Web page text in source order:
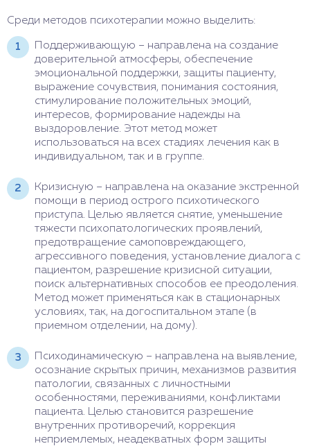
Среди методов психотерапии можно выделить:
Поддерживающую – направлена на создание
доверительной атмосферы, обеспечение
эмоциональной поддержки, защиты пациенту,
выражение сочувствия, понимания состояния,
стимулирование положительных эмоций,
интересов, формирование надежды на
выздоровление. Этот метод может
использоваться на всех стадиях лечения как в
индивидуальном, так и в группе.
Кризисную – направлена на оказание экстренной
помощи в период острого психотического
приступа. Целью является снятие, уменьшение
тяжести психопатологических проявлений,
предотвращение самоповреждающего,
агрессивного поведения, установление диалога с
пациентом, разрешение кризисной ситуации,
поиск альтернативных способов ее преодоления.
Метод может применяться как в стационарных
условиях, так, на догоспитальном этапе (в
приемном отделении, на дому).
Психодинамическую – направлена на выявление,
осознание скрытых причин, механизмов развития
патологии, связанных с личностными
особенностями, переживаниями, конфликтами
пациента. Целью становится разрешение
внутренних противоречий, коррекция
неприемлемых, неадекватных форм защиты